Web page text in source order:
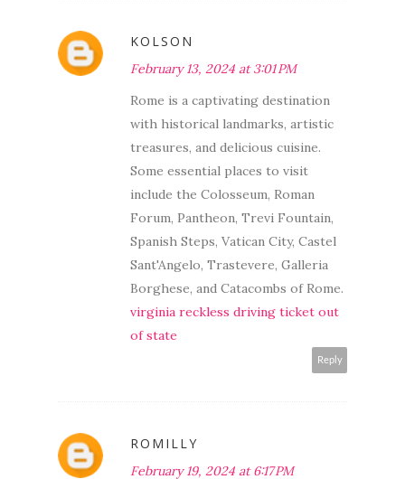
KOLSON
February 13, 2024 at 3:01 PM
Rome is a captivating destination
with historical landmarks, artistic
treasures, and delicious cuisine.
Some essential places to visit
include the Colosseum, Roman
Forum, Pantheon, Trevi Fountain,
Spanish Steps, Vatican City, Castel
Sant'Angelo, Trastevere, Galleria
Borghese, and Catacombs of Rome.
virginia reckless driving ticket out
of state
Reply
ROMILLY
February 19, 2024 at 6:17 PM